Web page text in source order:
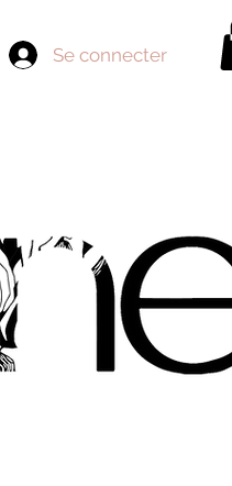
Se connecter